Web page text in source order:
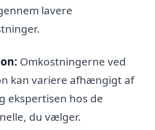
lavere
Omkostningerne ved
kan variere afhængigt af
ekspertisen hos de
du vælger.